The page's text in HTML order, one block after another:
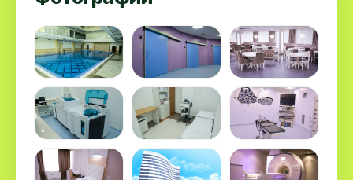
«Фотодерматологии и рака кожи».